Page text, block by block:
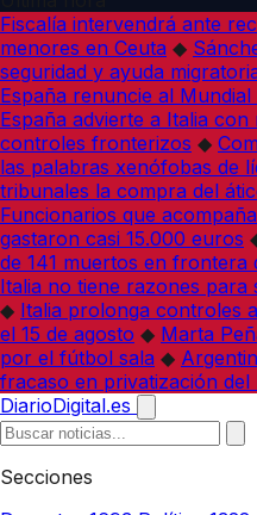
Fiscalía intervendrá ante
menores en Ceuta ◆
seguridad y ayuda
España renuncie al
España advierte a Italia con
controles fronterizos ◆
las palabras xenófobas de
tribunales la compra del
Funcionarios que
gastaron casi 15.000 euros
de 141 muertos en frontera
Italia no tiene razones
◆ Italia prolonga controles
el 15 de agosto ◆ Marta
por el fútbol sala ◆
fracaso en privatización del
DiarioDigital.es
Secciones